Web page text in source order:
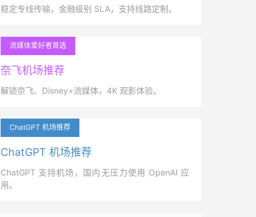
稳定专线传输，金融级别 SLA，支持线路定制。
流媒体爱好者首选
奈飞机场推荐
解锁奈飞、Disney+流媒体，4K 观影体验。
ChatGPT 机场推荐
ChatGPT 机场推荐
ChatGPT 支持机场，国内无压力使用 OpenAI 应
用。